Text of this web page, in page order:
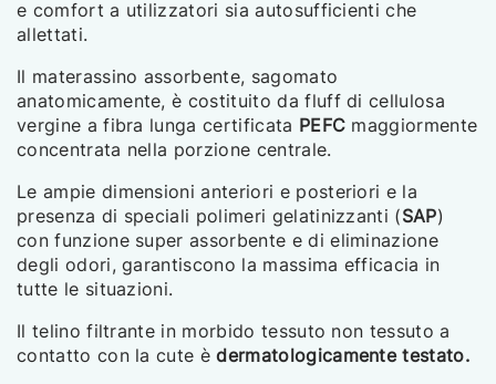
e comfort a utilizzatori sia autosufficienti che
allettati.
Il materassino assorbente, sagomato
anatomicamente, è costituito da fluff di cellulosa
vergine a fibra lunga certificata PEFC maggiormente
concentrata nella porzione centrale.
Le ampie dimensioni anteriori e posteriori e la
presenza di speciali polimeri gelatinizzanti (SAP)
con funzione super assorbente e di eliminazione
degli odori, garantiscono la massima efficacia in
tutte le situazioni.
Il telino filtrante in morbido tessuto non tessuto a
contatto con la cute èdermatologicamente testato.